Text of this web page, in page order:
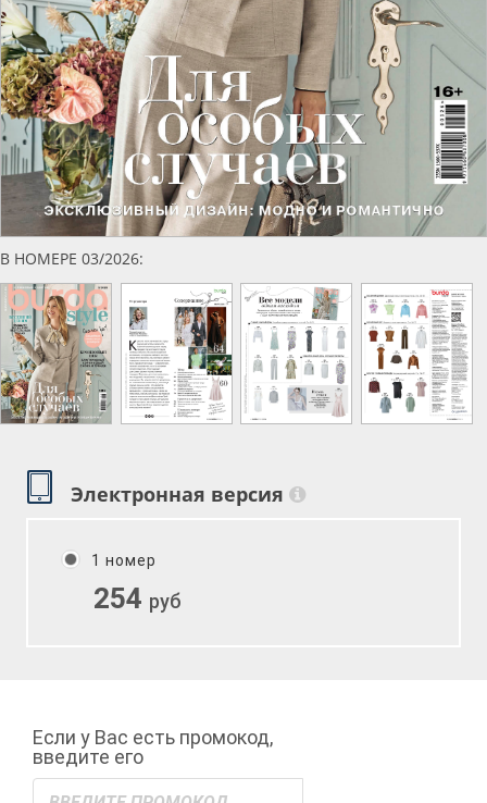
В НОМЕРЕ 03/2026:
Электронная версия
1 номер
254 руб
Если у Вас есть промокод,
введите его